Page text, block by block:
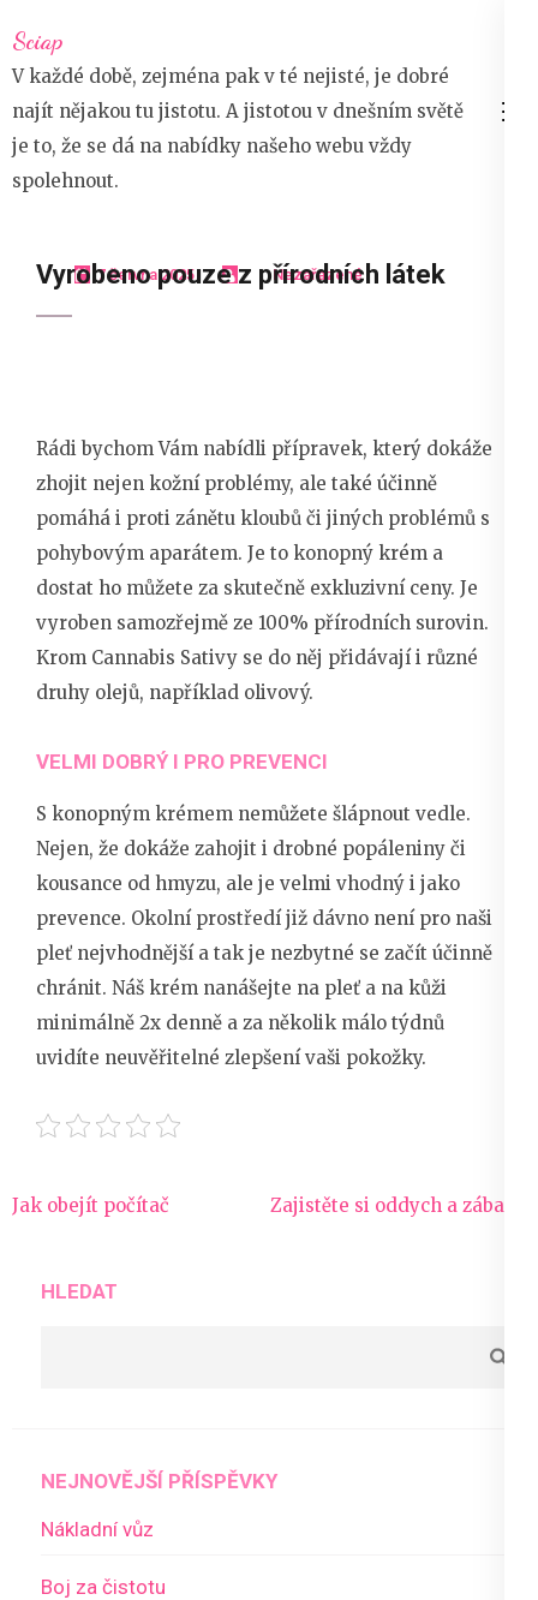
na
obsah
(stiskněte
Enter)
Sciap
V každé době, zejména pak v té nejisté, je dobré
najít nějakou tu jistotu. A jistotou v dnešním světě
je to, že se dá na nabídky našeho webu vždy
spolehnout.
7 června 2025 Nezařazené
Vyrobeno pouze z přírodních látek
Rádi bychom Vám nabídli přípravek, který dokáže
zhojit nejen kožní problémy, ale také účinně
pomáhá i proti zánětu kloubů či jiných problémů s
pohybovým aparátem. Je to konopný krém a
dostat ho můžete za skutečně exkluzivní ceny. Je
vyroben samozřejmě ze 100% přírodních surovin.
Krom Cannabis Sativy se do něj přidávají i různé
druhy olejů, například olivový.
VELMI DOBRÝ I PRO PREVENCI
S konopným krémem nemůžete šlápnout vedle.
Nejen, že dokáže zahojit i drobné popáleniny či
kousance od hmyzu, ale je velmi vhodný i jako
prevence. Okolní prostředí již dávno není pro naši
pleť nejvhodnější a tak je nezbytné se začít účinně
chránit. Náš krém nanášejte na pleť a na kůži
minimálně 2x denně a za několik málo týdnů
uvidíte neuvěřitelné zlepšení vaši pokožky.
Navigace
Jak obejít počítač Zajistěte si oddych a zábavu
HLEDAT
NEJNOVĚJŠÍ PŘÍSPĚVKY
Nákladní vůz
Boj za čistotu